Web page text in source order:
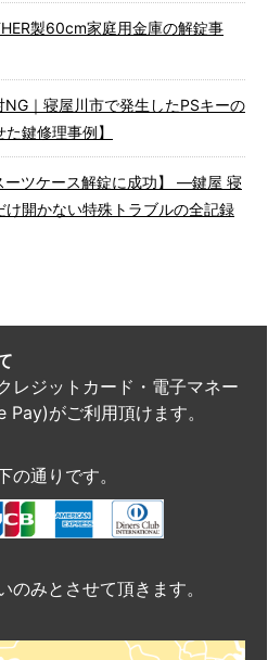
製60cm家庭用金庫の解錠事
NG｜寝屋川市で発生したPSキーの
鍵修理事例】
ーツケース解錠に成功】 ―鍵屋 寝
け開かない特殊トラブルの全記録
レジットカード・電子マネー
がご利用頂けます。
の通りです。
のみとさせて頂きます。